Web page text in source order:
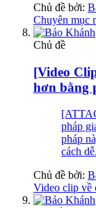
Chủ đề bởi:
Chuyên mục
Chủ đề
[Video
hơn bằng
pháp
pháp
cách
Chủ đề bởi:
Video clip về